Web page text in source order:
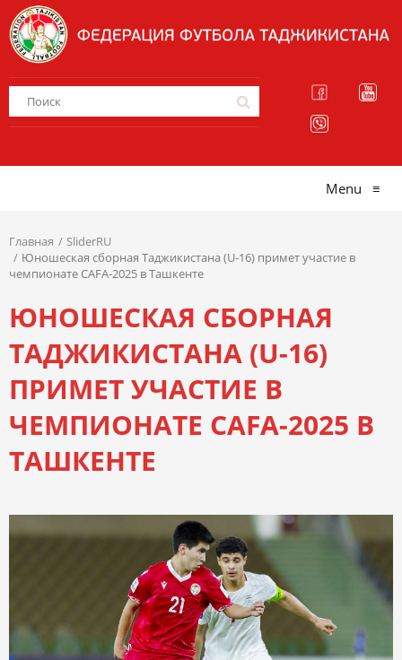
Menu ≡
Главная
SliderRU
Юношеская сборная Таджикистана (U-16) примет участие в
чемпионате CAFA-2025 в Ташкенте
ЮНОШЕСКАЯ СБОРНАЯ
ТАДЖИКИСТАНА (U-16)
ПРИМЕТ УЧАСТИЕ В
ЧЕМПИОНАТЕ CAFA-2025 В
ТАШКЕНТЕ